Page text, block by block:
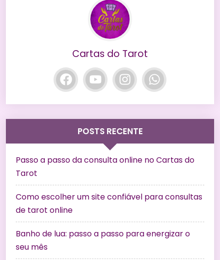
Cartas do Tarot
POSTS RECENTE
Passo a passo da consulta online no Cartas do
Tarot
Como escolher um site confiável para consultas
de tarot online
Banho de lua: passo a passo para energizar o
seu mês